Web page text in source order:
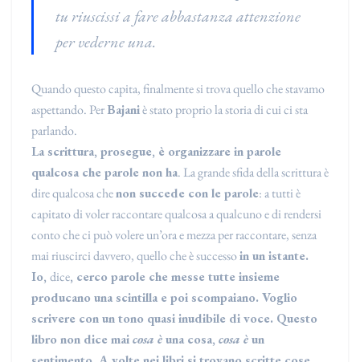
tu riuscissi a fare abbastanza attenzione
per vederne una.
Quando questo capita, finalmente si trova quello che stavamo
aspettando. PerBajaniè stato proprio la storia di cui ci sta
parlando.
La scrittura, prosegue, è organizzare in parole
qualcosa che parole non ha. La grande sfida della scrittura è
dire qualcosa chenon succede con le parole: a tutti è
capitato di voler raccontare qualcosa a qualcuno e di rendersi
conto che ci può volere un’ora e mezza per raccontare, senza
mai riuscirci davvero, quello che è successoin un istante.
Io, dice, cerco parole che messe tutte insieme
producano una scintilla e poi scompaiano. Voglio
scrivere con un tono quasi inudibile di voce. Questo
libro non dice maicosa èuna cosa, cosa èun